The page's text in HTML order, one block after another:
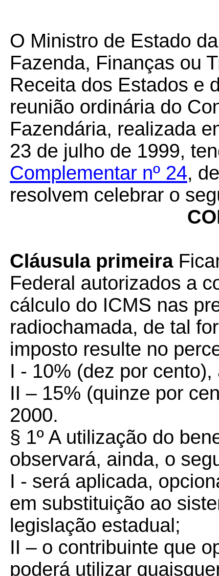
O Ministro de Estado
Fazenda, Finanças ou
Receita dos Estados e
reunião ordinária do
Fazendária, realizada
23 de julho de 1999,
Complementar nº 24,
resolvem celebrar o
Cláusula primeira
Federal autorizados a
cálculo do ICMS nas
radiochamada, de tal
imposto resulte no
I - 10% (dez por
II – 15% (quinze por
2000.
§ 1º A utilização do
observará, ainda, o
I - será aplicada,
em substituição ao
legislação estadual;
II – o contribuinte que
poderá utilizar